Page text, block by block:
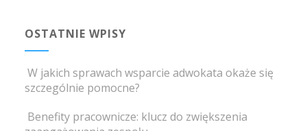
OSTATNIE WPISY
W jakich sprawach wsparcie adwokata okaże się
szczególnie pomocne?
Benefity pracownicze: klucz do zwiększenia